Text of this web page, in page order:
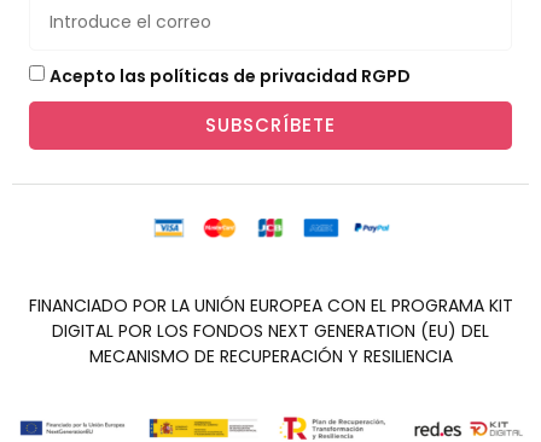
Acepto las políticas de privacidad RGPD
SUBSCRÍBETE
FINANCIADO POR LA UNIÓN EUROPEA CON EL PROGRAMA KIT
DIGITAL POR LOS FONDOS NEXT GENERATION (EU) DEL
MECANISMO DE RECUPERACIÓN Y RESILIENCIA